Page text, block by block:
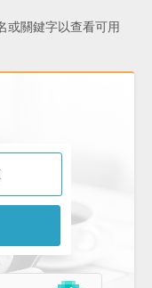
或關鍵字以查看可用